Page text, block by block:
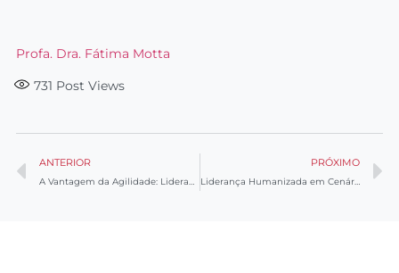
Profa. Dra. Fátima Motta
731 Post Views
ANTERIOR PRÓXIMO
Liderança Humanizada em Cenários Complexos